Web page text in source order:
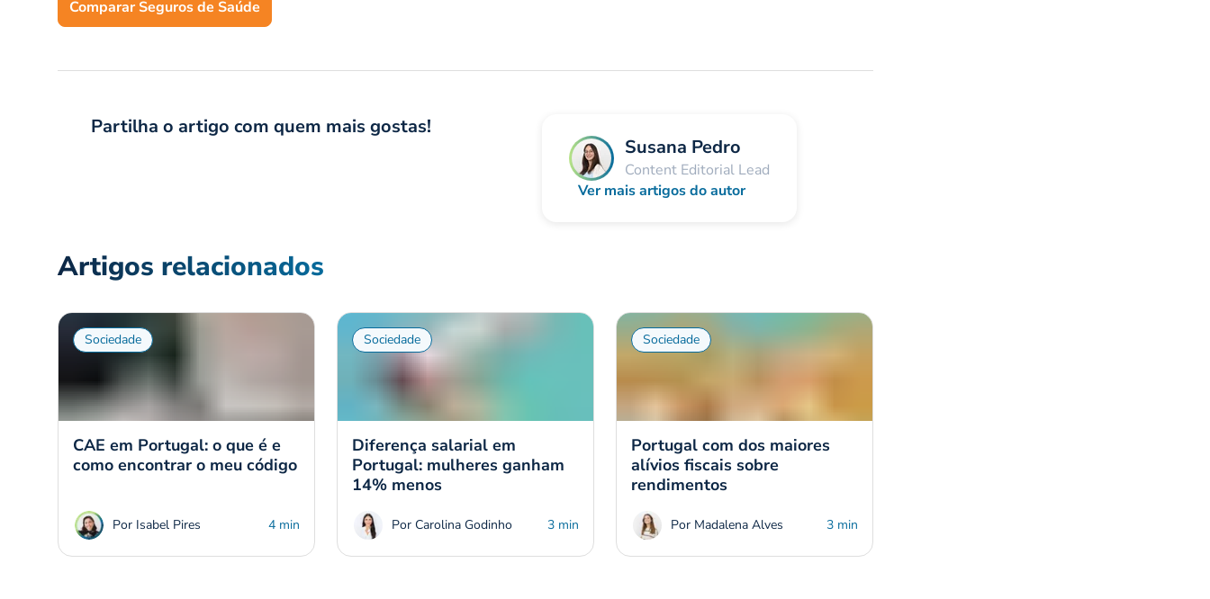
Comparar Seguros de Saúde
Partilha o artigo com quem mais gostas!
Susana Pedro
Content Editorial Lead
Ver mais artigos do autor
Artigos relacionados
Sociedade
CAE em Portugal: o que é e
como encontrar o meu código
Por Isabel Pires 4 min
Sociedade
Diferença salarial em
Portugal: mulheres ganham
14% menos
Por Carolina Godinho 3 min
Sociedade
Portugal com dos maiores
alívios fiscais sobre
rendimentos
Por Madalena Alves 3 min